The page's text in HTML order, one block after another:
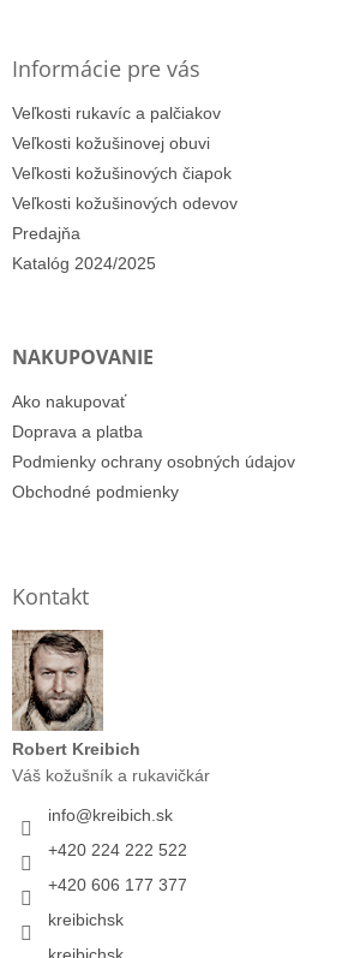
Informácie pre vás
Veľkosti rukavíc a palčiakov
Veľkosti kožušinovej obuvi
Veľkosti kožušinových čiapok
Veľkosti kožušinových odevov
Predajňa
Katalóg 2024/2025
NAKUPOVANIE
Ako nakupovať
Doprava a platba
Podmienky ochrany osobných údajov
Obchodné podmienky
Kontakt
Robert Kreibich
Váš kožušník a rukavičkár
info@kreibich.sk
+420 224 222 522
+420 606 177 377
kreibichsk